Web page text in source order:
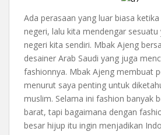
Ada perasaan yang luar biasa
negeri, lalu kita mendengar
negeri kita sendiri. Mbak Ajeng
desainer Arab Saudi yang juga
fashionnya. Mbak Ajeng membuat
menurut saya penting untuk
muslim. Selama ini fashion banyak
barat, tapi bagaimana dengan
besar hijup itu ingin menjadikan